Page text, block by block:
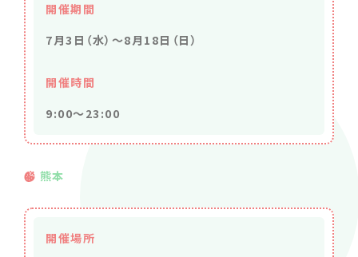
開催期間
7月3日（水）～8月18日（日）
開催時間
9:00～23:00
熊本
開催場所